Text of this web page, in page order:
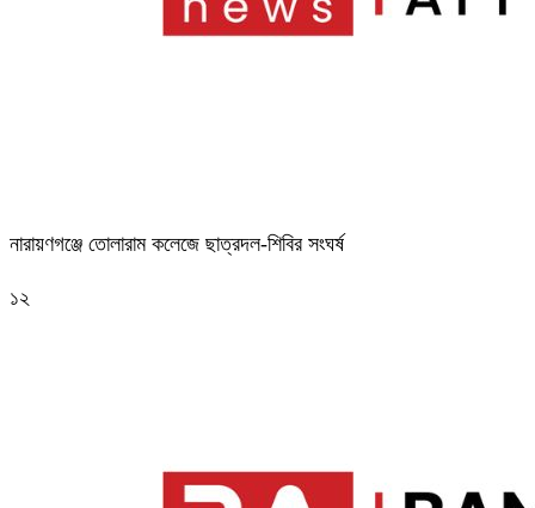
নারায়ণগঞ্জে তোলারাম কলেজে ছাত্রদল-শিবির সংঘর্ষ
১২